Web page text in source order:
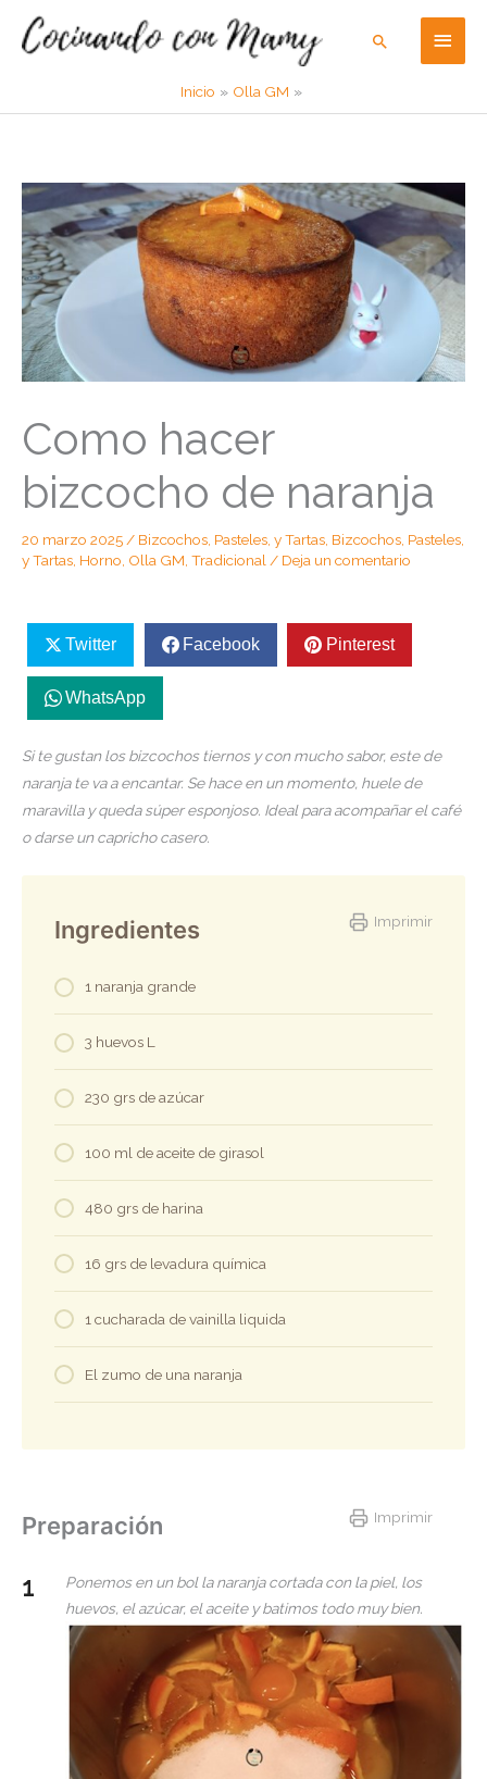
Buscar
Inicio Olla GM
Como hacer
bizcocho de naranja
20 marzo 2025 / Bizcochos, Pasteles, y Tartas Bizcochos, Pasteles,
y Tartas Horno Olla GM Tradicional / Deja un comentario
Twitter Facebook Pinterest
WhatsApp
Si te gustan los bizcochos tiernos y con mucho sabor, este de
naranja te va a encantar. Se hace en un momento, huele de
maravilla y queda súper esponjoso. Ideal para acompañar el café
o darse un capricho casero.
Imprimir
Ingredientes
1 naranja grande
3 huevos L
230 grs de azúcar
100 ml de aceite de girasol
480 grs de harina
16 grs de levadura química
1 cucharada de vainilla liquida
El zumo de una naranja
Imprimir
Preparación
Ponemos en un bol la naranja cortada con la piel, los
huevos, el azúcar, el aceite y batimos todo muy bien.